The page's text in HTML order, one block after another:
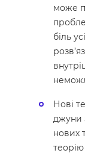
може
біль
Нові
джуни
нових